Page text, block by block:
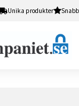
Unika produkter